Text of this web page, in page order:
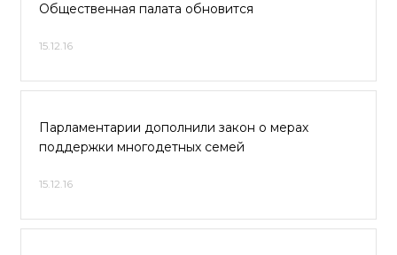
Общественная палата обновится
15.12.16
Парламентарии дополнили закон о мерах
поддержки многодетных семей
15.12.16